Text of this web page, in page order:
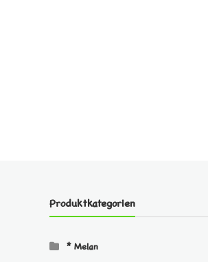
Produktkategorien
* Melan